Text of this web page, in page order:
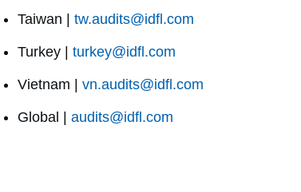
Taiwan | tw.audits@idfl.com
Turkey | turkey@idfl.com
Vietnam | vn.audits@idfl.com
Global | audits@idfl.com